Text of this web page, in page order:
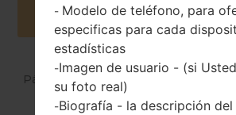
Página principal →
- Modelo de teléfono, para
especificas para cada
estadísticas
-Imagen de usuario - (si
su foto real)
-Biografía - la descripción del